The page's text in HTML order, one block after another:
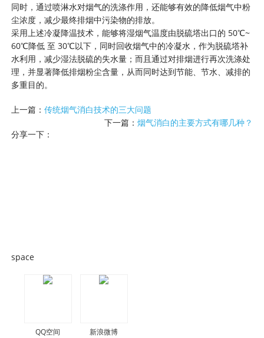
同时，通过喷淋水对烟气的洗涤作用，还能够有效的降低烟气中粉
尘浓度，减少最终排烟中污染物的排放。
采用上述冷凝降温技术，能够将湿烟气温度由脱硫塔出口的 50℃~
60℃降低 至 30℃以下，同时回收烟气中的冷凝水，作为脱硫塔补
水利用，减少湿法脱硫的失水量；而且通过对排烟进行再次洗涤处
理，并显著降低排烟粉尘含量，从而同时达到节能、节水、减排的
多重目的。
上一篇：传统烟气消白技术的三大问题
下一篇： 烟气消白的主要方式有哪几种？
分享一下：
space
QQ空间 新浪微博